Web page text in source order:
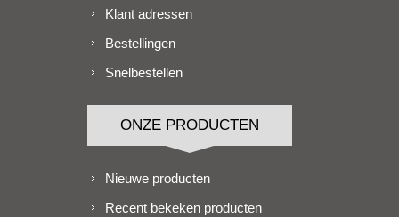
Klant adressen
Bestellingen
Snelbestellen
ONZE PRODUCTEN
Nieuwe producten
Recent bekeken producten